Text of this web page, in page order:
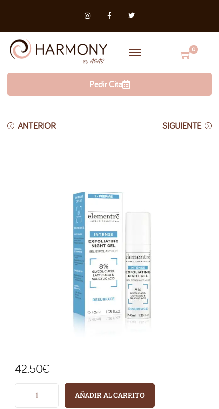
0
Pedir Cita
ANTERIOR SIGUIENTE
42.50€
AÑADIR AL CARRITO